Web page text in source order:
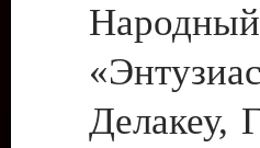
Делакеу,